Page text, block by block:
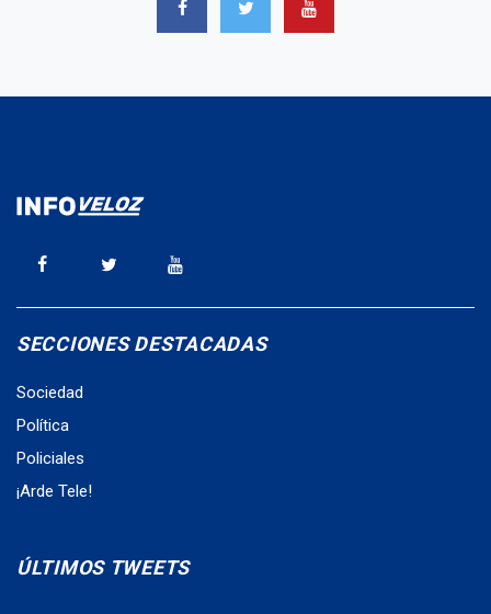
SECCIONES DESTACADAS
Sociedad
Política
Policiales
¡Arde Tele!
ÚLTIMOS TWEETS